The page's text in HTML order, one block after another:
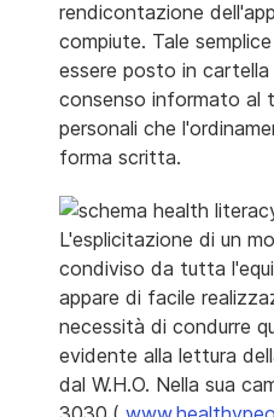
rendicontazione
compiute. Tale
essere posto in
consenso informato al
personali che
forma scritta.
L'esplicitazione di un
condiviso da tutta
appare di facile
necessità di condurre
evidente alla lettura
dal W.H.O. Nella sua